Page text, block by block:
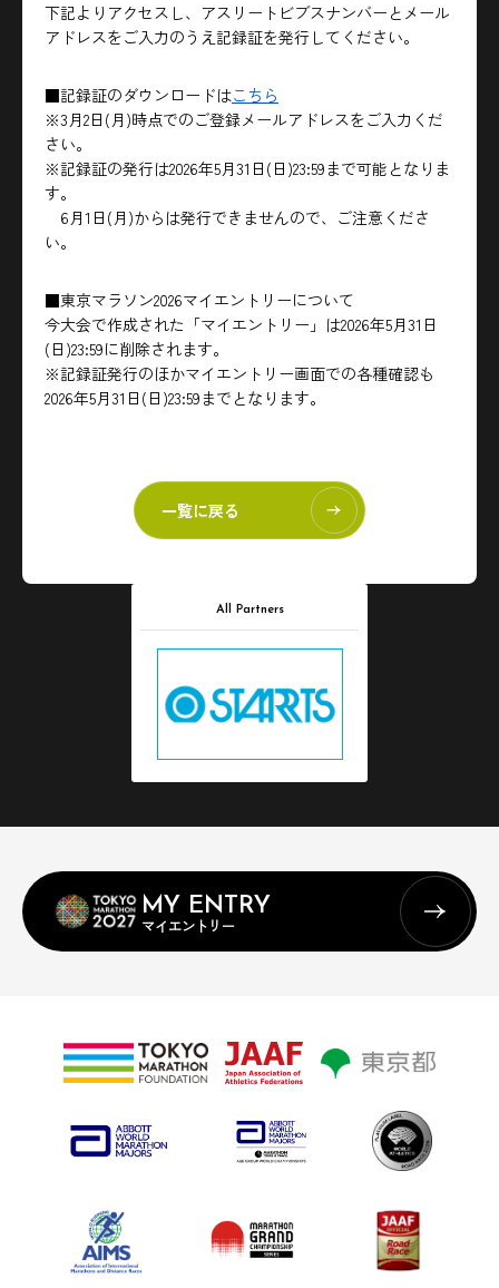
下記よりアクセスし、アスリートビブスナンバーとメール
アドレスをご入力のうえ記録証を発行してください。
■記録証のダウンロードはこちら
※3月2日(月)時点でのご登録メールアドレスをご入力くだ
さい。
※記録証の発行は2026年5月31日(日)23:59まで可能となりま
す。
6月1日(月)からは発行できませんので、ご注意くださ
い。
■東京マラソン2026マイエントリーについて
今大会で作成された「マイエントリー」は2026年5月31日
(日)23:59に削除されます。
※記録証発行のほかマイエントリー画面での各種確認も
2026年5月31日(日)23:59までとなります。
一覧に戻る
All Partners
MY ENTRY
マイエントリー